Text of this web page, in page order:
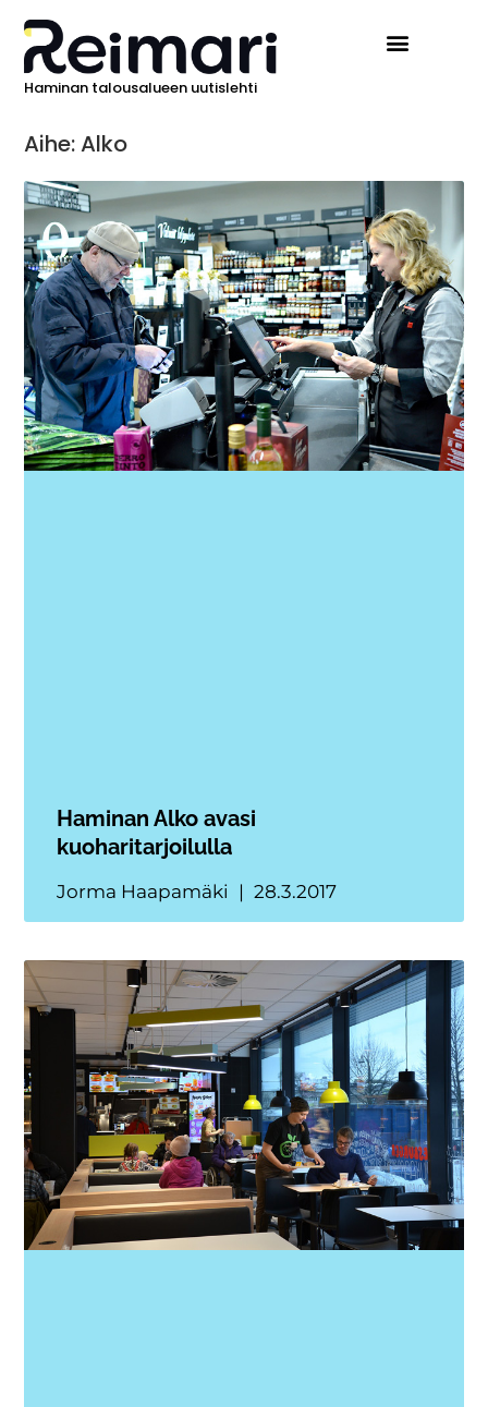
Haminan talousalueen uutislehti
Aihe: Alko
Haminan Alko avasi
kuoharitarjoilulla
Jorma Haapamäki 28.3.2017